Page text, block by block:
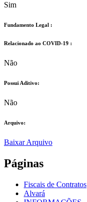
Sim
Fundamento Legal :​
Relacionado ao COVID-19 :​
Não
Possui Aditivo:​
Não
Arquivo:
Baixar Arquivo
Páginas
Fiscais de Contratos
Alvará